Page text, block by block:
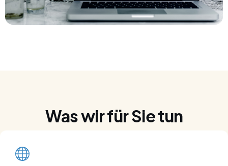
Was wir für Sie tun